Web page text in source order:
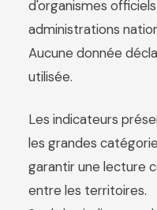
d'organismes
administrations
Aucune donnée
utilisée.
Les indicateurs
les grandes
garantir une lecture
entre les territoires.